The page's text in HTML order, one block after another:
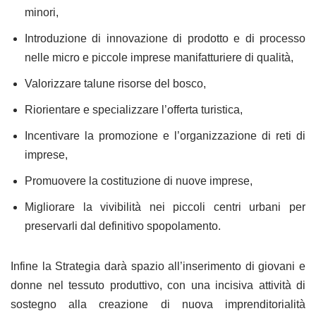
minori,
Introduzione di innovazione di prodotto e di processo
nelle micro e piccole imprese manifatturiere di qualità,
Valorizzare talune risorse del bosco,
Riorientare e specializzare l’offerta turistica,
Incentivare la promozione e l’organizzazione di reti di
imprese,
Promuovere la costituzione di nuove imprese,
Migliorare la vivibilità nei piccoli centri urbani per
preservarli dal definitivo spopolamento.
Infine la Strategia darà spazio all’inserimento di giovani e
donne nel tessuto produttivo, con una incisiva attività di
sostegno alla creazione di nuova imprenditorialità